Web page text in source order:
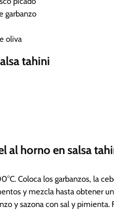
garbanzo
oliva
tahini
al horno en salsa
Coloca los garbanzos, la
y mezcla hasta obtener
y sazona con sal y